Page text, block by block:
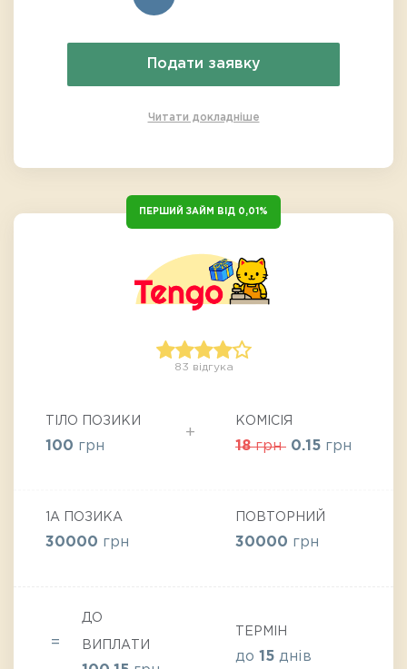
Подати заявку
Читати докладніше
ПЕРШИЙ ЗАЙМ ВІД 0,01%
83 відгука
ТІЛО ПОЗИКИ
100 грн
КОМІСІЯ
18грн 0.15 грн
ДО
ВИПЛАТИ
1А ПОЗИКА
30000 грн
ПОВТОРНИЙ
30000 грн
ТЕРМІН
до 15 днів